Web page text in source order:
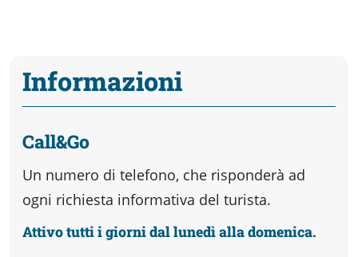
Informazioni
Call&Go
Un numero di telefono, che risponderà ad
ogni richiesta informativa del turista.
Attivo tutti i giorni dal lunedì alla domenica.